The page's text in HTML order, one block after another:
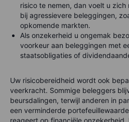
risico te nemen, dan voelt u
bij agressievere beleggingen,
opkomende markten.
Als onzekerheid u ongemak
voorkeur aan beleggingen met
staatsobligaties of
Uw risicobereidheid wordt ook
veerkracht. Sommige beleggers
beursdalingen, terwijl anderen in
een verminderde
reageert op financiële